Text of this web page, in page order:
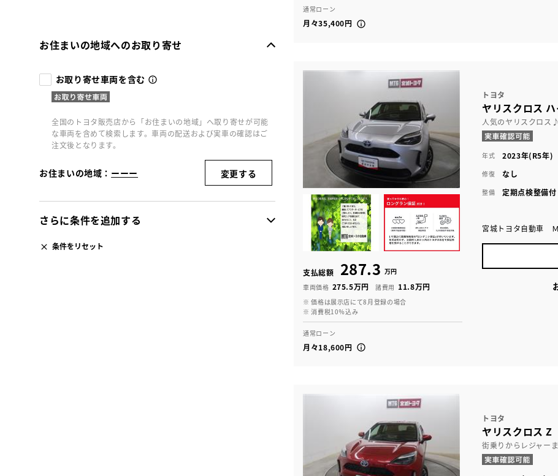
お住まいの地域へのお取り寄せ
お取り寄せ車両を含む
全国のトヨタ販売店から「お住まいの地域」へ取り寄せが可能
な車両を含めて検索します。車両の配送および実車の確認はご
注文後となります。
お住まいの地域： ーーー 変更する
さらに条件を追加する
条件をリセット
通常ローン
月々35,400円
支払総額 287.3 万円
車両価格 275.5万円 諸費用 11.8万円
※ 価格は展示店にて8月登録の場合
※ 消費税10％込み
通常ローン
月々18,600円
トヨタ
ヤリスクロス
人気のヤリスクロス
年式 2023年(R5年)
修復 なし
整備 定期点検整備付
宮城トヨタ自動車
トヨタ
ヤリスクロス Z
街乗りからレジャー